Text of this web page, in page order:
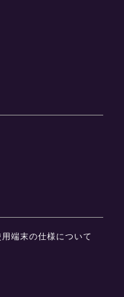
端末の仕様について